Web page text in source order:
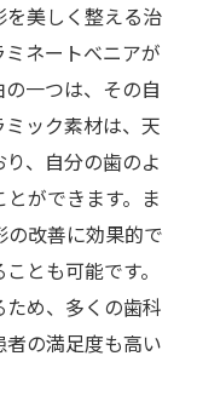
理由
力
アの効果
川市で
果
説
とは
美しく整える治
ネートべニアが
一つは、その自
ック素材は、天
、自分の歯のよ
ができます。ま
改善に効果的で
とも可能です。
め、多くの歯科
の満足度も高い